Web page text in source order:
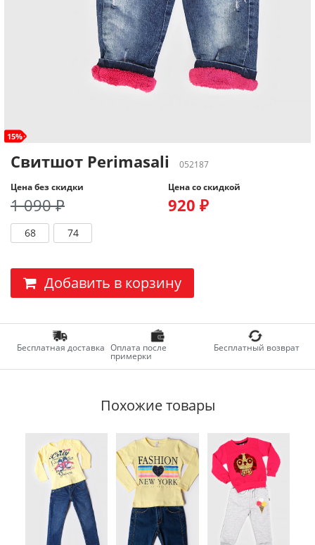
15%
Свитшот Perimasali
052187
Цена без скидки
1 090 ₽
Цена со скидкой
920 ₽
68 74
Добавить в корзину
Бесплатная доставка Оплата после
примерки
Бесплатный возврат
Похожие товары